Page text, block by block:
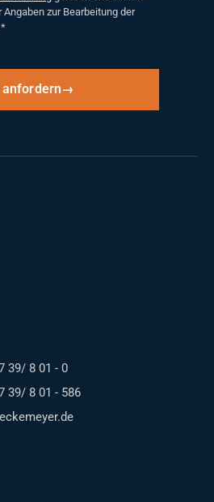
zur Bearbeitung der
*
anfordern
39/ 8 01 - 0
39/ 8 01 - 586